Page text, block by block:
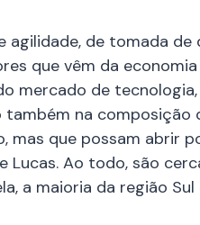
agilidade, de tomada
que vêm da
mercado de
também na composição
mas que possam abrir
Lucas. Ao todo, são
a maioria da região Sul